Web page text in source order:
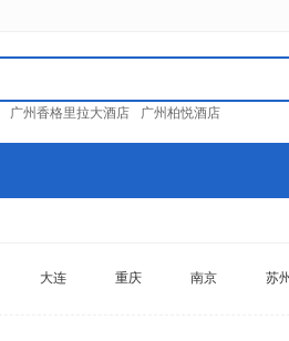
广州香格里拉大酒店 广州柏悦酒店
大连 重庆 南京 苏州